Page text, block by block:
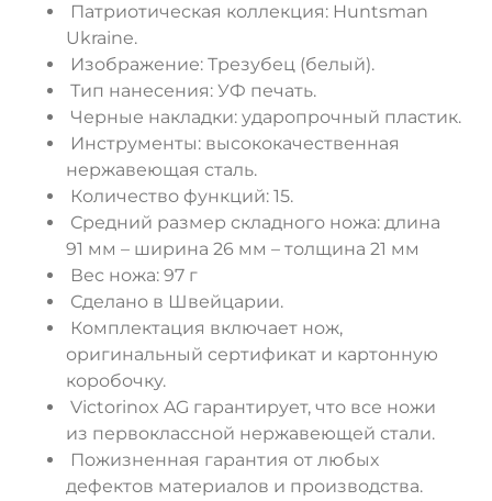
Патриотическая коллекция: Huntsman
Ukraine.
Изображение: Трезубец (белый).
Тип нанесения: УФ печать.
Черные накладки: ударопрочный пластик.
Инструменты: высококачественная
нержавеющая сталь.
Количество функций: 15.
Средний размер складного ножа: длина
91 мм – ширина 26 мм – толщина 21 мм
Вес ножа: 97 г
Сделано в Швейцарии.
Комплектация включает нож,
оригинальный сертификат и картонную
коробочку.
Victorinox AG гарантирует, что все ножи
из первоклассной нержавеющей стали.
Пожизненная гарантия от любых
дефектов материалов и производства.